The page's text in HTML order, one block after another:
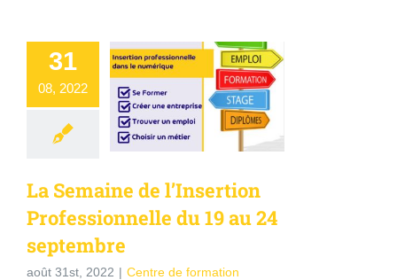
31
08, 2022
La Semaine de l’Insertion
Professionnelle du 19 au 24
septembre
août 31st, 2022 | Centre de formation